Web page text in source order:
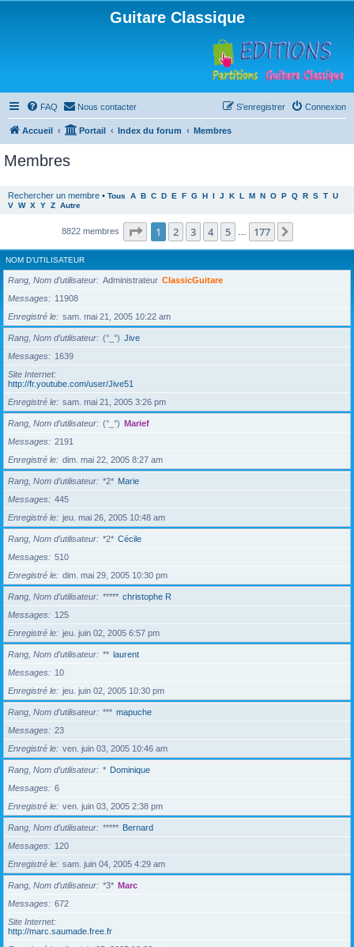
Guitare Classique
FAQ Nous contacter Connexion
S’enregistrer
Accueil Portail Index du forum Membres
Membres
Rechercher un membre • Tous A B C D E F G H I J K L M N O P Q R S T U
V W X Y Z Autre
8822 membres Page 1sur177
1 2 3 4 5 177
NOM D’UTILISATEUR
Rang, Nom d’utilisateur Administrateur ClassicGuitare
Messages
11908
Enregistré le
sam. mai 21, 2005 10:22 am
Rang, Nom d’utilisateur (°_°) Jive
Messages
1639
Site Internet
http://fr.youtube.com/user/Jive51
Enregistré le
sam. mai 21, 2005 3:26 pm
Rang, Nom d’utilisateur (°_°) Marief
Messages
2191
Enregistré le
dim. mai 22, 2005 8:27 am
Rang, Nom d’utilisateur *2* Marie
Messages
445
Enregistré le
jeu. mai 26, 2005 10:48 am
Rang, Nom d’utilisateur *2* Cécile
Messages
510
Enregistré le
dim. mai 29, 2005 10:30 pm
Rang, Nom d’utilisateur ***** christophe R
Messages
125
Enregistré le
jeu. juin 02, 2005 6:57 pm
Rang, Nom d’utilisateur ** laurent
Messages
10
Enregistré le
jeu. juin 02, 2005 10:30 pm
Rang, Nom d’utilisateur *** mapuche
Messages
23
Enregistré le
ven. juin 03, 2005 10:46 am
Rang, Nom d’utilisateur * Dominique
Messages
6
Enregistré le
ven. juin 03, 2005 2:38 pm
Rang, Nom d’utilisateur ***** Bernard
Messages
120
Enregistré le
sam. juin 04, 2005 4:29 am
Rang, Nom d’utilisateur *3* Marc
Messages
672
Site Internet
http://marc.saumade.free.fr